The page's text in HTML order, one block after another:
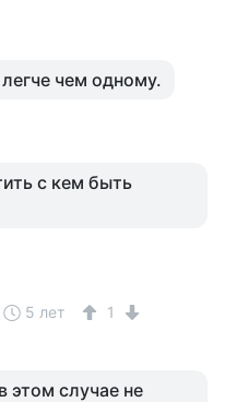
чем одному.
с кем быть
5 лет 1
этом случае не